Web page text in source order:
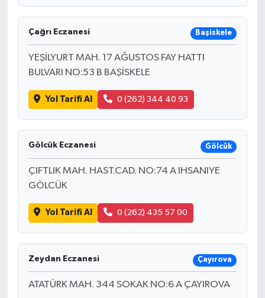
Çağrı Eczanesi Başiskele
YEŞİLYURT MAH. 17 AĞUSTOS FAY HATTI
BULVARI NO:53 B BAŞİSKELE
Yol Tarifi Al 0 (262) 344 40 93
Gölcük Eczanesi Gölcük
ÇIFTLIK MAH. HAST.CAD. NO:74 A IHSANIYE
GÖLCÜK
Yol Tarifi Al 0 (262) 435 57 00
Zeydan Eczanesi Çayırova
ATATÜRK MAH. 344 SOKAK NO:6 A ÇAYIROVA